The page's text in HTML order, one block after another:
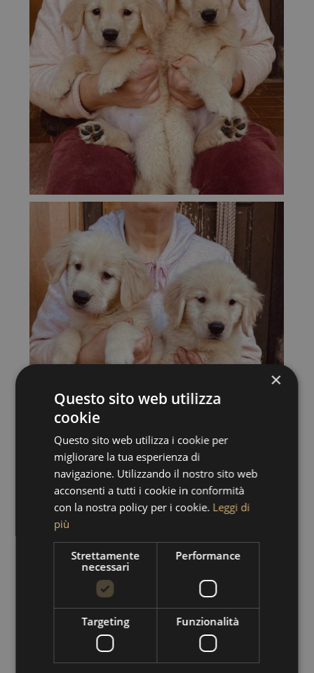
×
Questo sito web utilizza
cookie
Questo sito web utilizza i cookie per
migliorare la tua esperienza di
navigazione. Utilizzando il nostro sito web
acconsenti a tutti i cookie in conformità
con la nostra policy per i cookie. Leggi di
più
Strettamente
necessari
Performance
Targeting Funzionalità